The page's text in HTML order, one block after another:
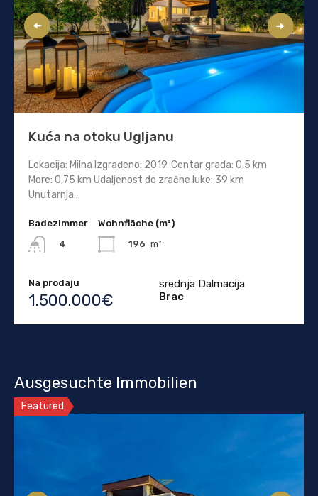
Kuća na otoku Ugljanu
Lokacija: Milna Izgrađeno: 2019. Centar grada: 0,5 km
More: 0,75 km Udaljenost do zračne luke: 39 km
Unutarnja...
Badezimmer
4
Wohnfläche (m²)
196 m²
Na prodaju
1.500.000€
srednja Dalmacija
Brac
Ausgesuchte Immobilien
Featured